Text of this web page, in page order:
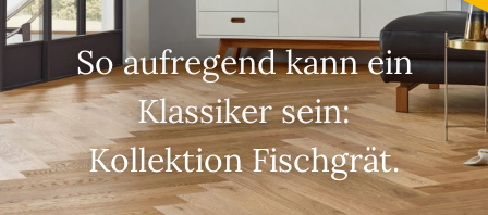
So aufregend kann ein
Klassiker sein:
Kollektion Fischgrät.